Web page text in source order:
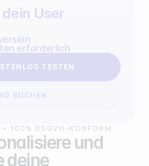
User
erforderlich
TESTEN
BUCHEN
100% DSGVO-KONFORM
und
deine